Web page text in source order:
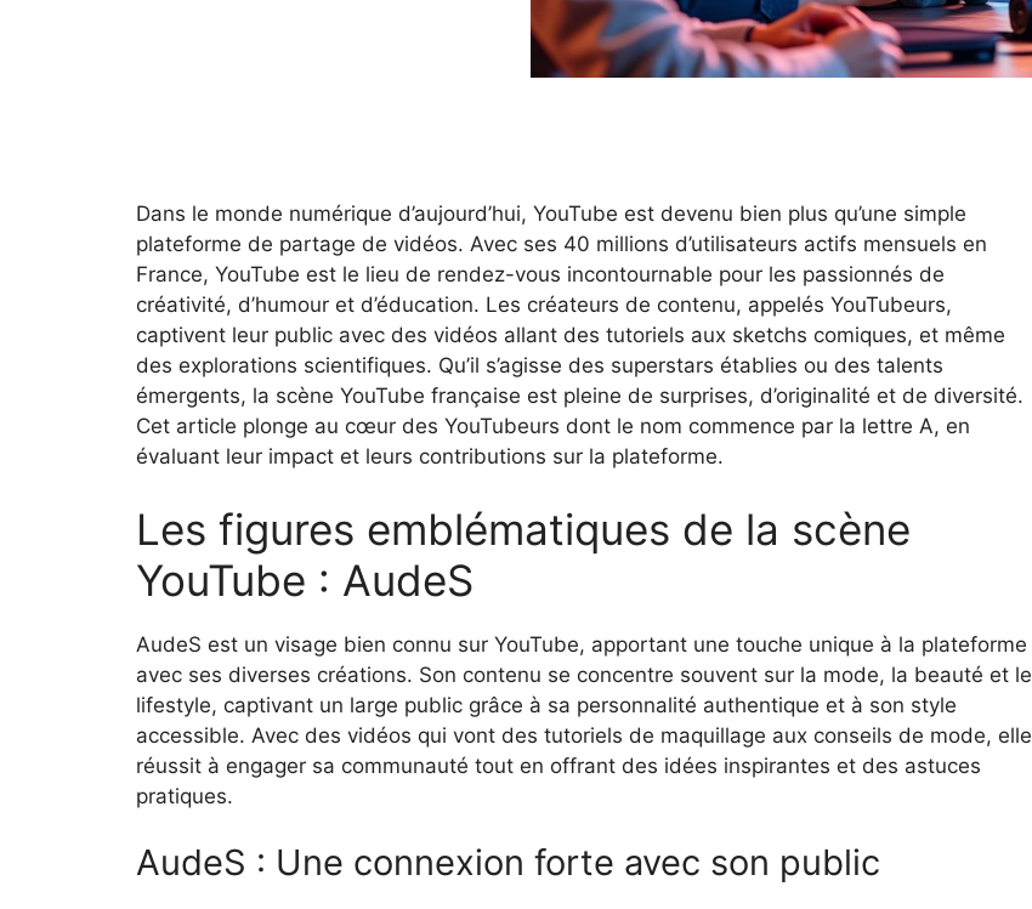
Dans le monde numérique d’aujourd’hui, YouTube est devenu bien plus qu’une simple
plateforme de partage de vidéos. Avec ses 40 millions d’utilisateurs actifs mensuels en
France, YouTube est le lieu de rendez-vous incontournable pour les passionnés de
créativité, d’humour et d’éducation. Les créateurs de contenu, appelés YouTubeurs,
captivent leur public avec des vidéos allant des tutoriels aux sketchs comiques, et même
des explorations scientifiques. Qu’il s’agisse des superstars établies ou des talents
émergents, la scène YouTube française est pleine de surprises, d’originalité et de diversité.
Cet article plonge au cœur des YouTubeurs dont le nom commence par la lettre A, en
évaluant leur impact et leurs contributions sur la plateforme.
Les figures emblématiques de la scène
YouTube : AudeS
AudeS est un visage bien connu sur YouTube, apportant une touche unique à la plateforme
avec ses diverses créations. Son contenu se concentre souvent sur la mode, la beauté et le
lifestyle, captivant un large public grâce à sa personnalité authentique et à son style
accessible. Avec des vidéos qui vont des tutoriels de maquillage aux conseils de mode, elle
réussit à engager sa communauté tout en offrant des idées inspirantes et des astuces
pratiques.
AudeS : Une connexion forte avec son public